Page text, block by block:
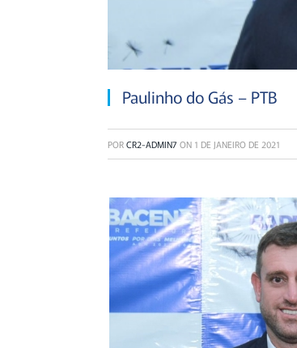
Paulinho do Gás – PTB
PORCR2-ADMIN7 ON 1 DE JANEIRO DE 2021